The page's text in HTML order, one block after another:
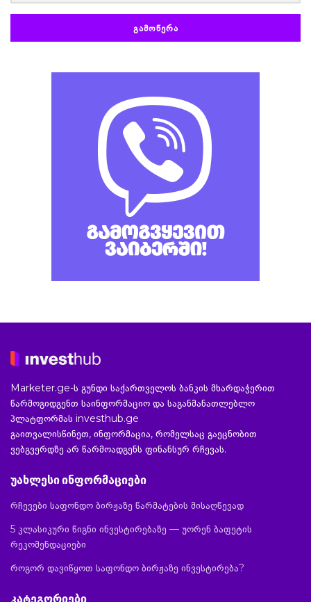
ᲒᲐᲛᲝᲬᲔᲠᲐ
Marketer.ge-ს გუნდი საქართველოს ბანკის მხარდაჭერით
წარმოგიდგენთ საინფორმაციო და საგანმანათლებლო
პლატფორმას investhub.ge
გაითვალისწინეთ, ინფორმაცია, რომელსაც გაეცნობით
ვებგვერდზე არ წარმოადგენს ფინანსურ რჩევას.
უახლესი ინფორმაციები
რჩევები საფონდო ბირჟაზე წარმატების მისაღწევად
5 კლასიკური წიგნი ინვესტირებაზე — უორენ ბაფეტის
რეკომენდაციები
როგორ დავიწყოთ საფონდო ბირჟაზე ინვესტირება?
კატეგორიები